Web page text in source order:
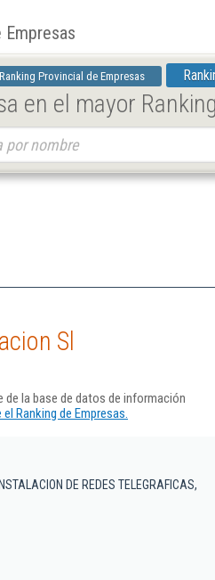
Empresas
Ranking Provincial de Empresas
en el mayor
Sl
de la base de datos de información
Ranking de Empresas.
DE REDES TELEGRAFICAS,